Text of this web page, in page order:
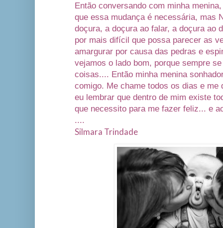
Então conversando com minha
que essa mudança é necessária, mas
doçura, a doçura ao falar, a doçura ao
por mais difícil que possa parecer as
amargurar por causa das pedras e
vejamos o lado bom, porque sempre
coisas.... Então minha menina
comigo. Me chame todos os dias e me
eu lembrar que dentro de mim existe
que necessito para me fazer feliz... e
....
Silmara Trindade